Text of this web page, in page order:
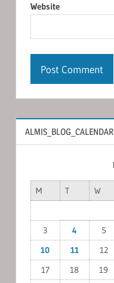
Website
ALMIS_BLOG_CALENDAR
M T W
3
4 5
10
11 12
17
18 19